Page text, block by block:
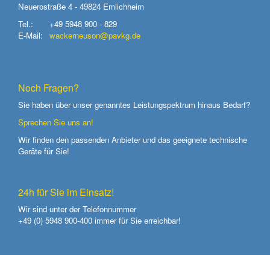
Neuerostraße 4 - 49824 Emlichheim
Tel.:
+49 5948 900 - 829
E-Mail:
wackerneuson@pavkg.de
Noch Fragen?
Sie haben über unser genanntes Leistungspektrum hinaus Bedarf?
Sprechen Sie uns an!
Wir finden den passenden Anbieter und das geeignete technische
Geräte für Sie!
24h für Sie im Einsatz!
Wir sind unter der Telefonnummer
+49 (0) 5948 900-400 immer für Sie erreichbar!